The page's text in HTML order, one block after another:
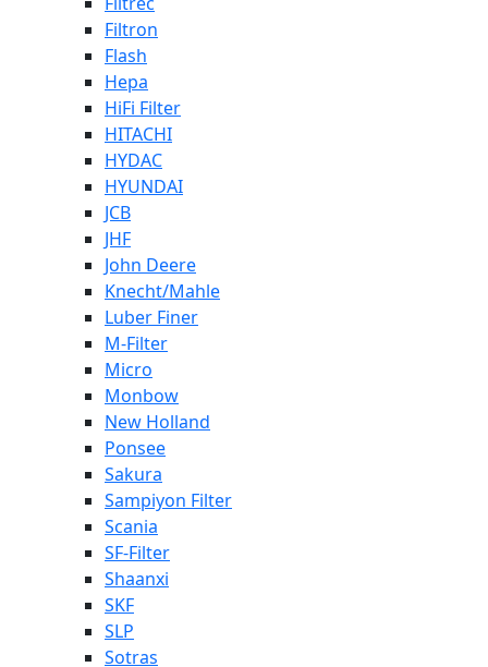
Filtron
Flash
Hepa
HiFi Filter
HITACHI
HYDAC
HYUNDAI
JCB
JHF
John Deere
Knecht/Mahle
Luber Finer
M-Filter
Micro
Monbow
New Holland
Ponsee
Sakura
Sampiyon Filter
Scania
SF-Filter
Shaanxi
SKF
SLP
Sotras